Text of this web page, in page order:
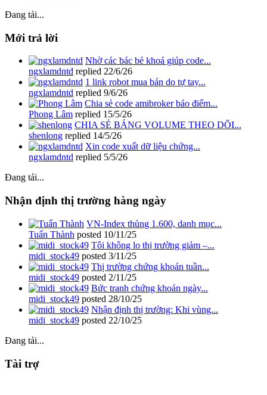
Đang tải...
Mới trả lời
Nhờ các bác bẻ khoá giúp code...
ngxlamdntd replied 22/6/26
1 link robot mua bán do tự tay...
ngxlamdntd replied 9/6/26
Chia sẻ code amibroker báo điểm...
Phong Lâm replied 15/5/26
CHIA SẺ BẢNG VOLUME THEO DÕI...
shenlong replied 14/5/26
Xin code xuất dữ liệu chứng...
ngxlamdntd replied 5/5/26
Đang tải...
Nhận định thị trường hàng ngày
VN-Index thủng 1.600, danh mục...
Tuấn Thành posted 10/11/25
Tôi không lo thị trường giảm –...
midi_stock49 posted 3/11/25
Thị trường chứng khoán tuần...
midi_stock49 posted 2/11/25
Bức tranh chứng khoán ngày...
midi_stock49 posted 28/10/25
Nhận định thị trường: Khi vùng...
midi_stock49 posted 22/10/25
Đang tải...
Tài trợ